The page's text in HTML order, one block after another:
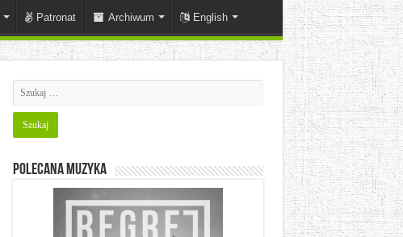
Patronat Archiwum English
Polecana muzyka